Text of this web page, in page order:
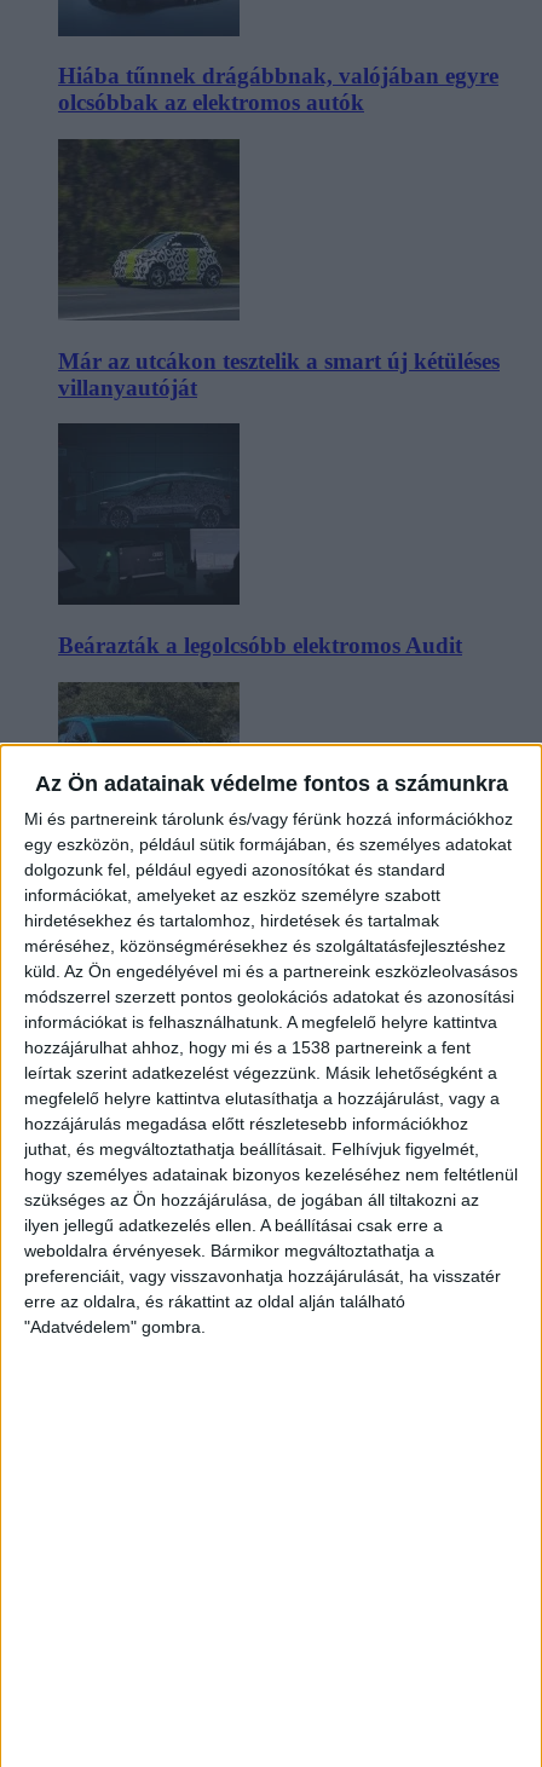
Az Ön adatainak védelme fontos a számunkra
Mi és partnereink tárolunk és/vagy férünk hozzá információkhoz
egy eszközön, például sütik formájában, és személyes adatokat
dolgozunk fel, például egyedi azonosítókat és standard
információkat, amelyeket az eszköz személyre szabott
hirdetésekhez és tartalomhoz, hirdetések és tartalmak
méréséhez, közönségmérésekhez és szolgáltatásfejlesztéshez
küld. Az Ön engedélyével mi és a partnereink eszközleolvasásos
módszerrel szerzett pontos geolokációs adatokat és azonosítási
információkat is felhasználhatunk. A megfelelő helyre kattintva
hozzájárulhat ahhoz, hogy mi és a 1538 partnereink a fent
leírtak szerint adatkezelést végezzünk. Másik lehetőségként a
megfelelő helyre kattintva elutasíthatja a hozzájárulást, vagy a
hozzájárulás megadása előtt részletesebb információkhoz
juthat, és megváltoztathatja beállításait. Felhívjuk figyelmét,
hogy személyes adatainak bizonyos kezeléséhez nem feltétlenül
szükséges az Ön hozzájárulása, de jogában áll tiltakozni az
ilyen jellegű adatkezelés ellen. A beállításai csak erre a
weboldalra érvényesek. Bármikor megváltoztathatja a
preferenciáit, vagy visszavonhatja hozzájárulását, ha visszatér
erre az oldalra, és rákattint az oldal alján található
"Adatvédelem" gombra.
Hiába tűnnek drágábbnak, valójában egyre
olcsóbbak az elektromos autók
Már az utcákon tesztelik a smart új kétüléses
villanyautóját
Beárazták a legolcsóbb elektromos Audit
Két év sem kellett: máris nyugdíjba küldi utolsó
amerikai villanyautóját a Honda
Kilencmillió alatt indul a legolcsóbb elektromos
Volkswagen